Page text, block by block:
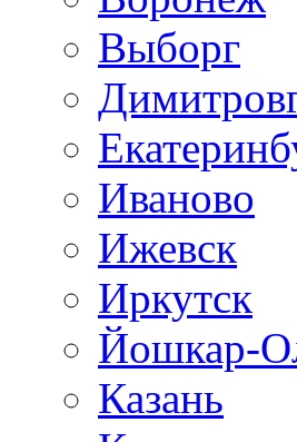
Выборг
Иваново
Ижевск
Иркутск
Йошкар-
Казань